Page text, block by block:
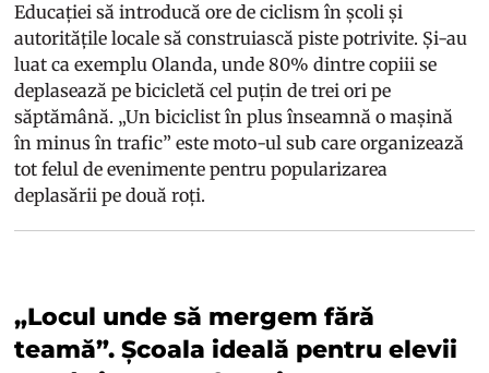
Educației să introducă ore de ciclism în școli și
autoritățile locale să construiască piste potrivite. Și-au
luat ca exemplu Olanda, unde 80% dintre copiii se
deplasează pe bicicletă cel puțin de trei ori pe
săptămână. „Un biciclist în plus înseamnă o mașină
în minus în trafic” este moto-ul sub care organizează
tot felul de evenimente pentru popularizarea
deplasării pe două roți.
„Locul unde să mergem fără
teamă”. Școala ideală pentru elevii